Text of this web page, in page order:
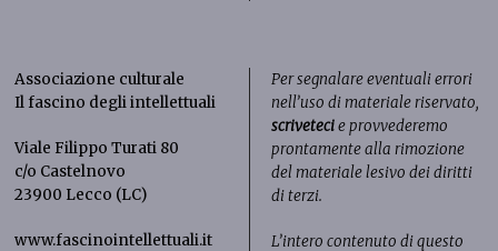
Associazione culturale
Il fascino degli intellettuali
Viale Filippo Turati 80
c/o Castelnovo
23900 Lecco (LC)
www.fascinointellettuali.it
Per segnalare eventuali errori
nell’uso di materiale riservato,
scrivetecie provvederemo
prontamente alla rimozione
del materiale lesivo dei diritti
di terzi.
L’intero contenuto di questo